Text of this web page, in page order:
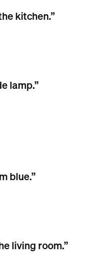
kitchen.”
lamp.”
blue.”
living room.”